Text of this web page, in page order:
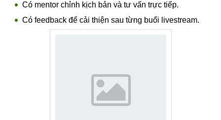
Có mentor chỉnh kịch bản và tư vấn trực tiếp.
Có feedback để cải thiện sau từng buổi livestream.